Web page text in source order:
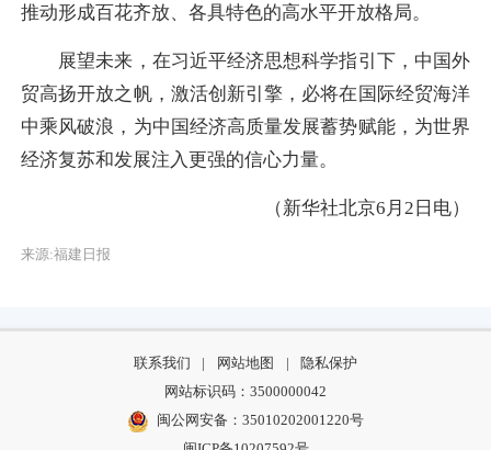
推动形成百花齐放、各具特色的高水平开放格局。
展望未来，在习近平经济思想科学指引下，中国外
贸高扬开放之帆，激活创新引擎，必将在国际经贸海洋
中乘风破浪，为中国经济高质量发展蓄势赋能，为世界
经济复苏和发展注入更强的信心力量。
（新华社北京6月2日电）
来源:福建日报
联系我们 | 网站地图 |
隐私保护
网站标识码：3500000042
闽公网安备：35010202001220号